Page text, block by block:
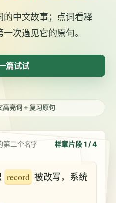
的中文故事；点词看释
次遇见它的原句。
篇试试
高亮词 + 复习原句
第二个名字 样章片段 1 / 4
record 被改写，系统